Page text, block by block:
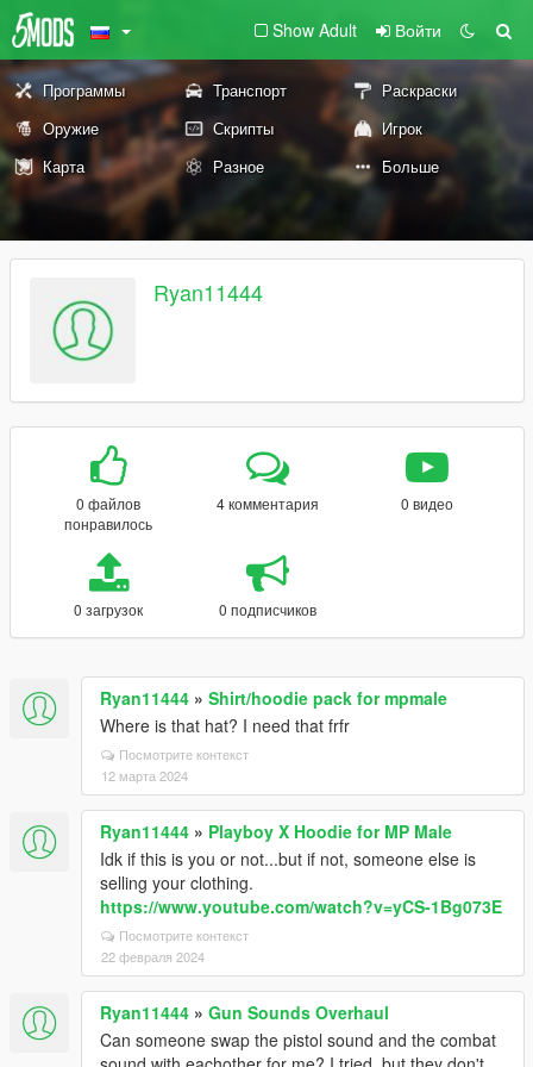
Show Adult Войти
Программы Транспорт
Раскраски
Оружие
Скрипты
Игрок
Карта
Разное Больше
Ryan11444
0 файлов
понравилось
4 комментария 0 видео
0 загрузок 0 подписчиков
Ryan11444 » Shirt/hoodie pack for mpmale
Where is that hat? I need that frfr
Посмотрите контекст
12 марта 2024
Ryan11444 » Playboy X Hoodie for MP Male
Idk if this is you or not...but if not, someone else is
selling your clothing.
https://www.youtube.com/watch?v=yCS-1Bg073E
Посмотрите контекст
22 февраля 2024
Ryan11444 » Gun Sounds Overhaul
Can someone swap the pistol sound and the combat